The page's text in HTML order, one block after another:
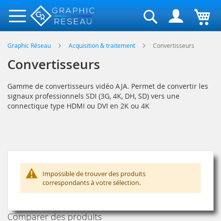
Rechercher
Graphic Réseau Acquisition & traitement Convertisseurs
Convertisseurs
Gamme de convertisseurs vidéo AJA. Permet de convertir les
signaux professionnels SDI (3G, 4K, DH, SD) vers une
connectique type HDMI ou DVI en 2K ou 4K
Impossible de trouver des produits
correspondants à votre sélection.
Comparer des produits